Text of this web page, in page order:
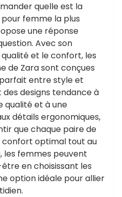
quelle est la
femme la plus
une réponse
Avec son
et le confort, les
de Zara sont conçues
entre style et
designs tendance à
qualité et à une
détails ergonomiques,
que chaque paire de
confort optimal tout au
les femmes peuvent
en choisissant les
option idéale pour allier